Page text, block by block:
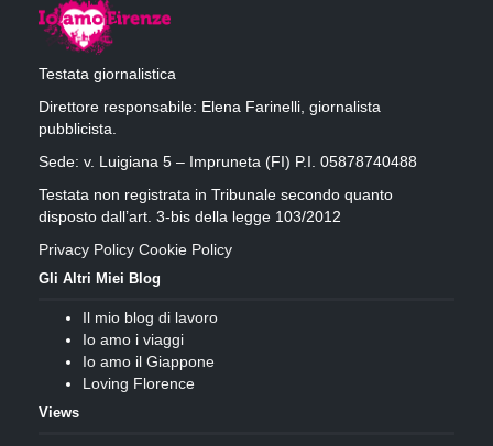
Testata giornalistica
Direttore responsabile: Elena Farinelli, giornalista
pubblicista.
Sede: v. Luigiana 5 – Impruneta (FI) P.I. 05878740488
Testata non registrata in Tribunale secondo quanto
disposto dall’art. 3-bis della legge 103/2012
Privacy Policy Cookie Policy
Gli Altri Miei Blog
Il mio blog di lavoro
Io amo i viaggi
Io amo il Giappone
Loving Florence
Views